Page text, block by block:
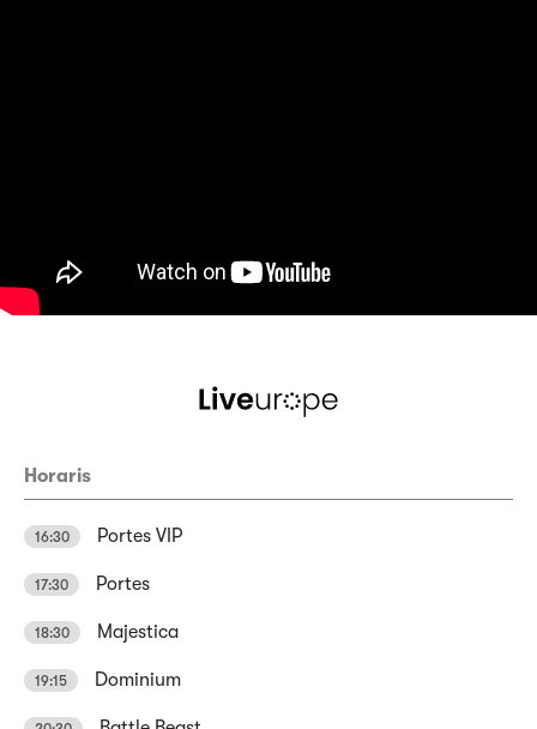
Horaris
16:30 Portes VIP
17:30 Portes
18:30 Majestica
19:15 Dominium